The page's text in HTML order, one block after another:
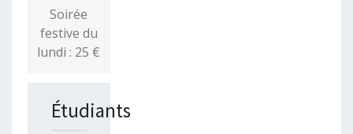
Soirée
festive du
lundi : 25 €
Étudiants